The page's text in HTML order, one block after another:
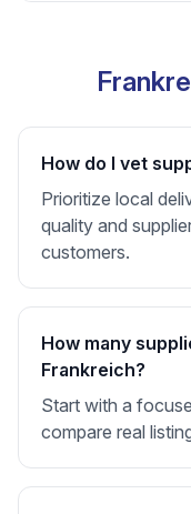
How do I vet
Prioritize local
quality and
customers.
How many
Frankreich?
Start with a
compare real